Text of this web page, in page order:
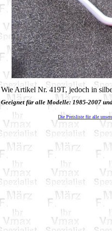
Wie Artikel Nr. 419T, jedoch in
Geeignet für alle Modelle: 1985-2007
Die Preisliste für alle